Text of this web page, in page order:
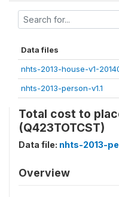
Data files
nhts-2013-house-v1-
nhts-2013-person-v1.1
Total cost to
(Q423TOTCST)
Data file: nhts-2013-
Overview